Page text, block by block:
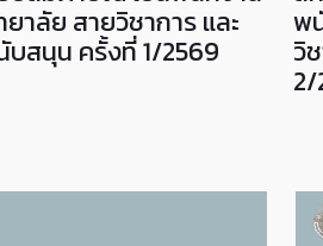
าลัย สายวิชาการ และ
บสนุน ครั้งที่ 1/2569
พ
วิ